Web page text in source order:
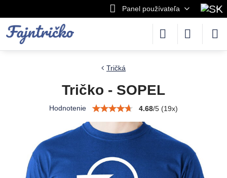
Panel používateľa
Tričká
Tričko - SOPEL
Hodnotenie 4.68/5 (19x)